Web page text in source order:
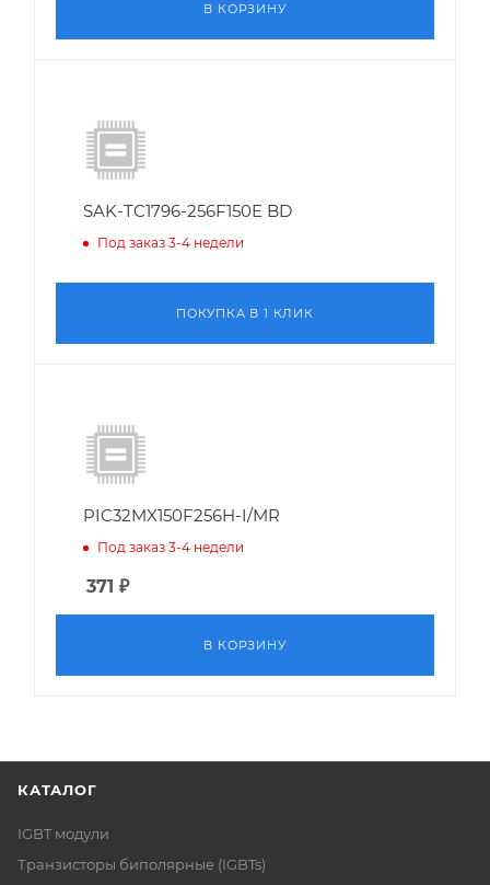
В КОРЗИНУ
SAK-TC1796-256F150E BD
Под заказ 3-4 недели
ПОКУПКА В 1 КЛИК
PIC32MX150F256H-I/MR
Под заказ 3-4 недели
371 ₽
В КОРЗИНУ
КАТАЛОГ
IGBT модули
Транзисторы биполярные (IGBTs)